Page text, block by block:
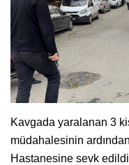
Kavgada yaralanan 3
müdahalesinin
Hastanesine sevk